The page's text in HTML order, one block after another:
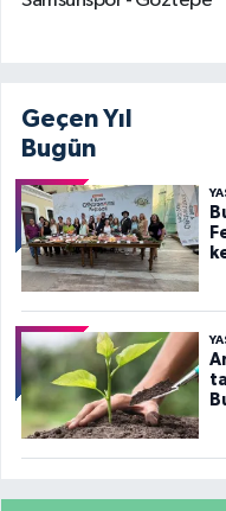
Geçen Yıl
Bugün